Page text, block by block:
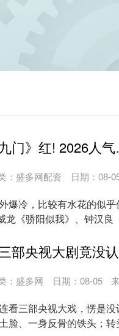
智汇配资APP
日期：08-
： 盛多网配资
爆冷，比较有水花的似
龙《骄阳似我》、钟汉良
日期：08-05
： 盛多网
看三部央视大戏，愣是
脸、一身反骨的铁头；